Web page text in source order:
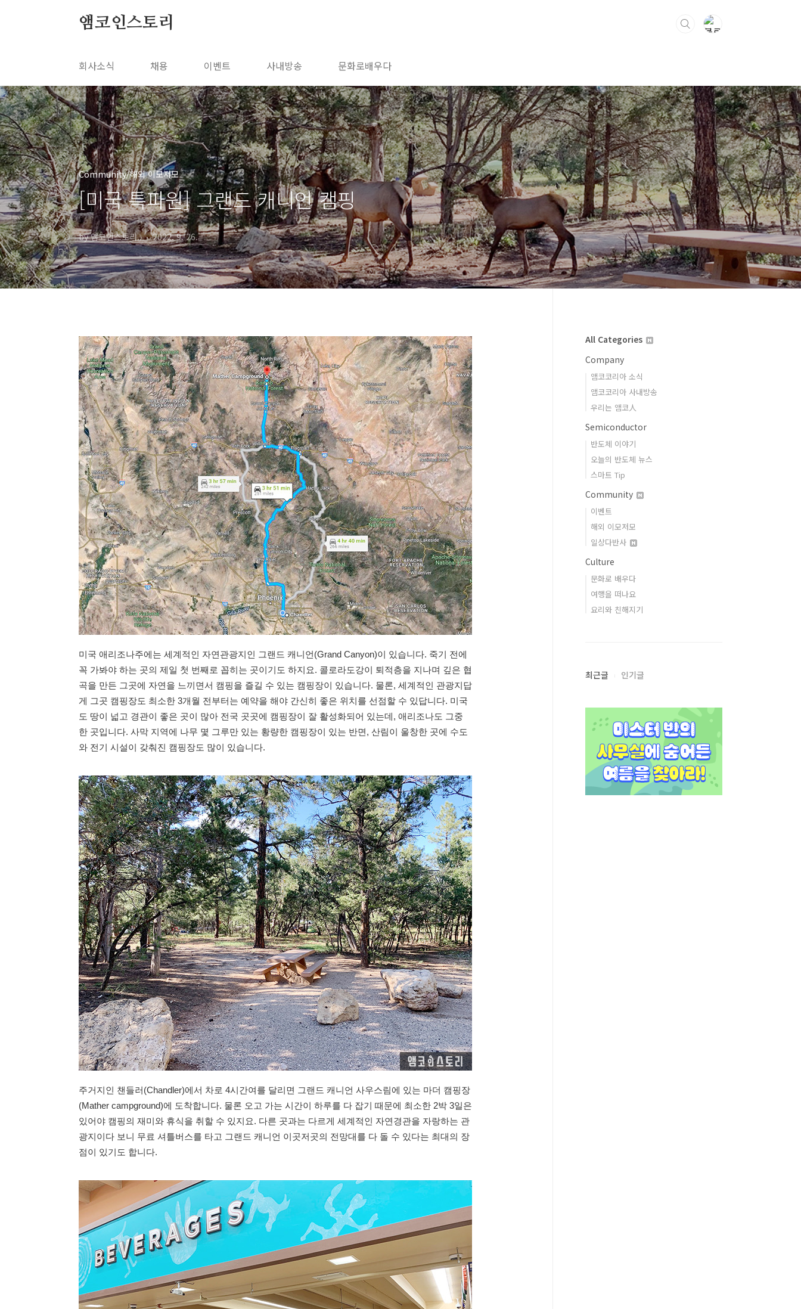
앰코인스토리
회사소식 채용 이벤트 사내방송 문화로배우다
Community/해외 이모저모
[미국 특파원] 그랜드 캐니언 캠핑
by 앰코인스토리.. 2022. 9. 26.
미국 애리조나주에는 세계적인 자연관광지인 그랜드 캐니언(Grand Canyon)이 있습니다. 죽기 전에
꼭 가봐야 하는 곳의 제일 첫 번째로 꼽히는 곳이기도 하지요. 콜로라도강이 퇴적층을 지나며 깊은 협
곡을 만든 그곳에 자연을 느끼면서 캠핑을 즐길 수 있는 캠핑장이 있습니다. 물론, 세계적인 관광지답
게 그곳 캠핑장도 최소한 3개월 전부터는 예약을 해야 간신히 좋은 위치를 선점할 수 있답니다. 미국
도 땅이 넓고 경관이 좋은 곳이 많아 전국 곳곳에 캠핑장이 잘 활성화되어 있는데, 애리조나도 그중
한 곳입니다. 사막 지역에 나무 몇 그루만 있는 황량한 캠핑장이 있는 반면, 산림이 울창한 곳에 수도
와 전기 시설이 갖춰진 캠핑장도 많이 있습니다.
주거지인 챈들러(Chandler)에서 차로 4시간여를 달리면 그랜드 캐니언 사우스림에 있는 마더 캠핑장
(Mather campground)에 도착합니다. 물론 오고 가는 시간이 하루를 다 잡기 때문에 최소한 2박 3일은
있어야 캠핑의 재미와 휴식을 취할 수 있지요. 다른 곳과는 다르게 세계적인 자연경관을 자랑하는 관
광지이다 보니 무료 셔틀버스를 타고 그랜드 캐니언 이곳저곳의 전망대를 다 돌 수 있다는 최대의 장
점이 있기도 합니다.
All Categories
Company
앰코코리아 소식
앰코코리아 사내방송
우리는 앰코人
Semiconductor
반도체 이야기
오늘의 반도체 뉴스
스마트 Tip
Community
이벤트
해외 이모저모
일상다반사
Culture
문화로 배우다
여행을 떠나요
요리와 친해지기
최근글 인기글